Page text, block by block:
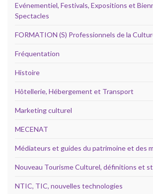
Evénementiel, Festivals, Expositions et
Spectacles
FORMATION (S) Professionnels de la
Fréquentation
Histoire
Hôtellerie, Hébergement et Transport
Marketing culturel
MECENAT
Médiateurs et guides du patrimoine et des
Nouveau Tourisme Culturel, définitions et
NTIC, TIC, nouvelles technologies